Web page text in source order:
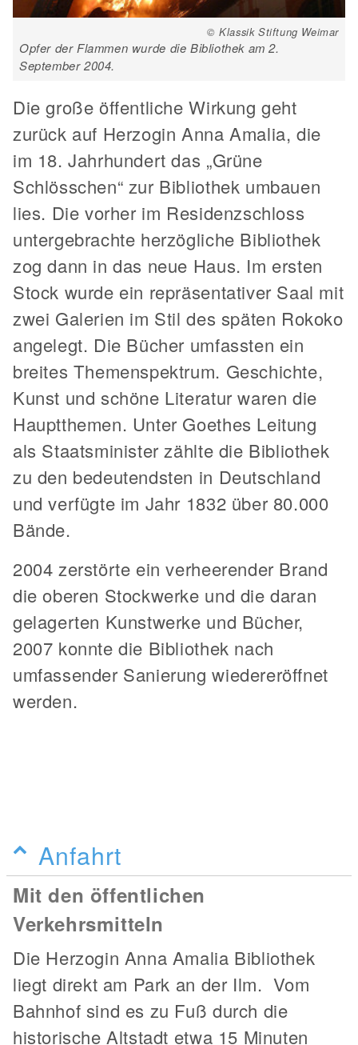
© Klassik Stiftung Weimar
Opfer der Flammen wurde die Bibliothek am 2.
September 2004.
Die große öffentliche Wirkung geht
zurück auf Herzogin Anna Amalia, die
im 18. Jahrhundert das „Grüne
Schlösschen“ zur Bibliothek umbauen
lies. Die vorher im Residenzschloss
untergebrachte herzögliche Bibliothek
zog dann in das neue Haus. Im ersten
Stock wurde ein repräsentativer Saal mit
zwei Galerien im Stil des späten Rokoko
angelegt. Die Bücher umfassten ein
breites Themenspektrum. Geschichte,
Kunst und schöne Literatur waren die
Hauptthemen. Unter Goethes Leitung
als Staatsminister zählte die Bibliothek
zu den bedeutendsten in Deutschland
und verfügte im Jahr 1832 über 80.000
Bände.
2004 zerstörte ein verheerender Brand
die oberen Stockwerke und die daran
gelagerten Kunstwerke und Bücher,
2007 konnte die Bibliothek nach
umfassender Sanierung wiedereröffnet
werden.
Anfahrt
Mit den öffentlichen
Verkehrsmitteln
Die Herzogin Anna Amalia Bibliothek
liegt direkt am Park an der Ilm. Vom
Bahnhof sind es zu Fuß durch die
historische Altstadt etwa 15 Minuten